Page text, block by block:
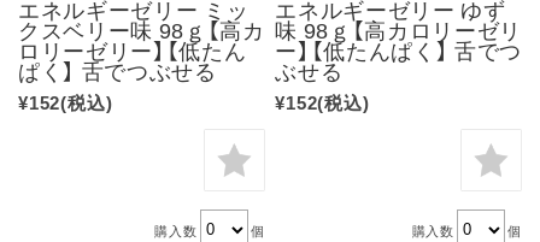
エネルギーゼリー ミッ
クスベリー味 98ｇ【高カ
ロリーゼリー】【低たん
ぱく】 舌でつぶせる
¥152(税込)
購入数 個
エネルギーゼリー ゆず
味 98ｇ【高カロリーゼリ
ー】【低たんぱく】 舌でつ
ぶせる
¥152(税込)
購入数 個